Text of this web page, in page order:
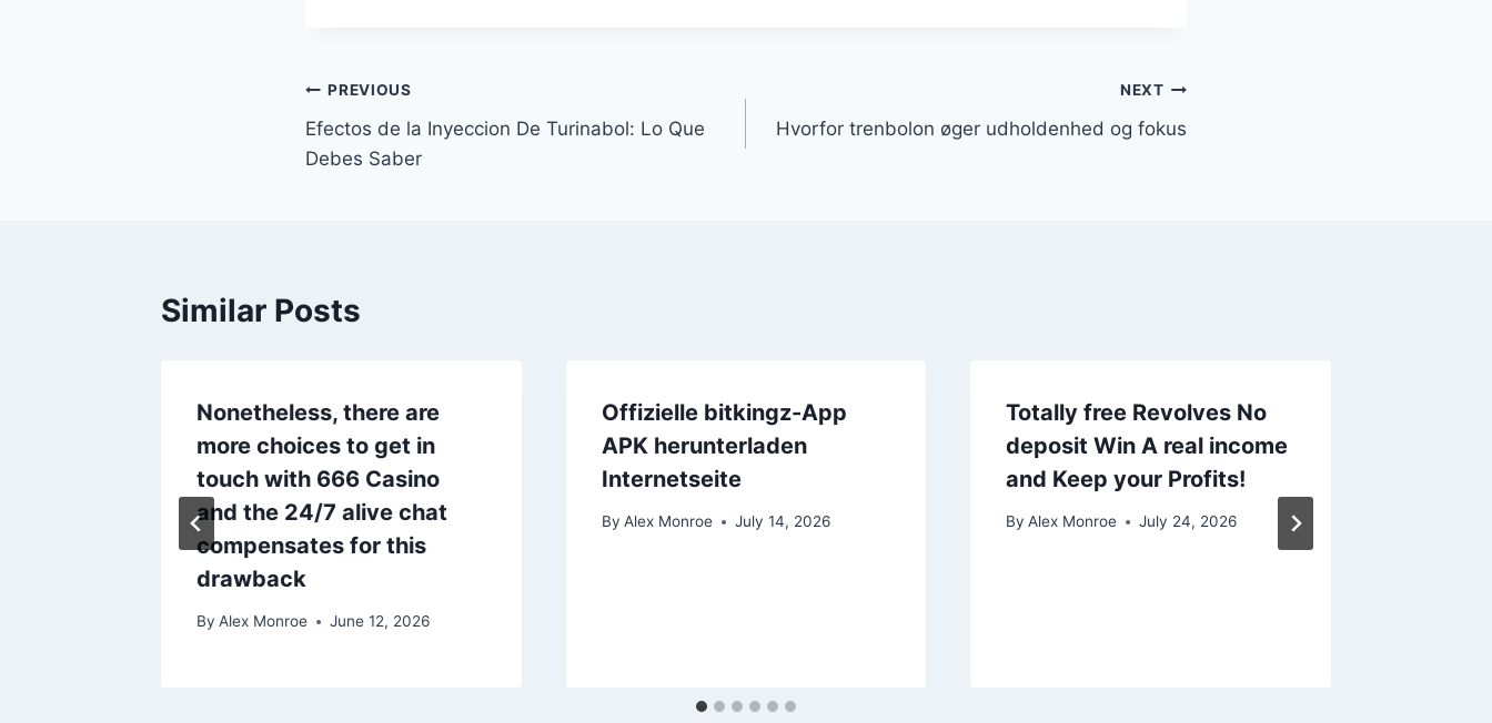
Post
navigation
PREVIOUS
Efectos de la Inyeccion De Turinabol: Lo Que
Debes Saber
NEXT
Hvorfor trenbolon øger udholdenhed og fokus
Similar Posts
Nonetheless, there are
more choices to get in
touch with 666 Casino
and the 24/7 alive chat
compensates for this
drawback
By Alex Monroe June 12, 2026
Offizielle bitkingz-App
APK herunterladen
Internetseite
By Alex Monroe July 14, 2026
Totally free Revolves No
deposit Win A real income
and Keep your Profits!
By Alex Monroe July 24, 2026